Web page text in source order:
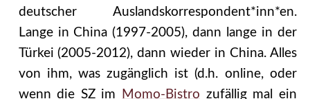
deutscher Auslandskorrespondent*inn*en.
Lange in China (1997-2005), dann lange in der
Türkei (2005-2012), dann wieder in China. Alles
von ihm, was zugänglich ist (d.h. online, oder
wenn die SZ im
Momo-Bistro zufällig mal ein